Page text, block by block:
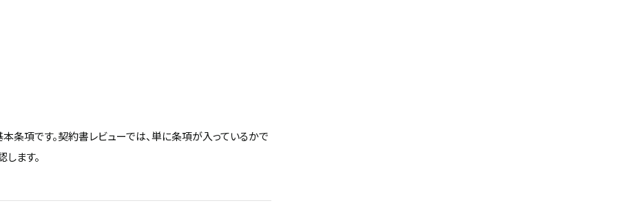
項です。契約書レビューでは、単に条項が入っているかで
ます。